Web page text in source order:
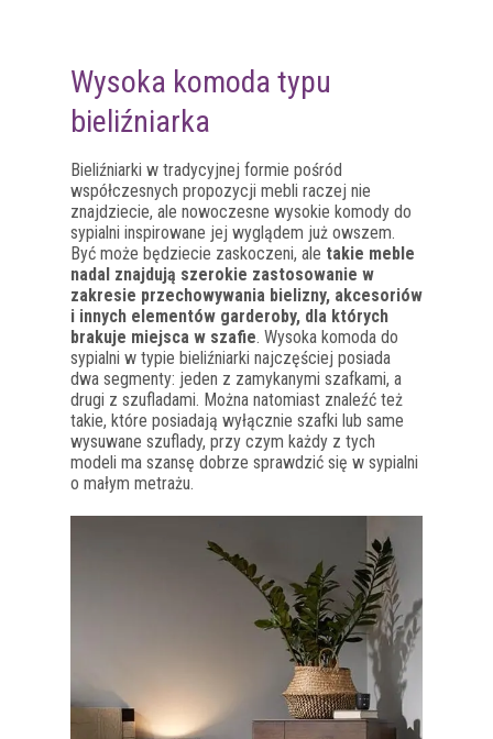
Wysoka komoda typu
bieliźniarka
Bieliźniarki w tradycyjnej formie pośród
współczesnych propozycji mebli raczej nie
znajdziecie, ale nowoczesne wysokie komody do
sypialni inspirowane jej wyglądem już owszem.
Być może będziecie zaskoczeni, ale takie meble
nadal znajdują szerokie zastosowanie w
zakresie przechowywania bielizny, akcesoriów
i innych elementów garderoby, dla których
brakuje miejsca w szafie. Wysoka komoda do
sypialni w typie bieliźniarki najczęściej posiada
dwa segmenty: jeden z zamykanymi szafkami, a
drugi z szufladami. Można natomiast znaleźć też
takie, które posiadają wyłącznie szafki lub same
wysuwane szuflady, przy czym każdy z tych
modeli ma szansę dobrze sprawdzić się w sypialni
o małym metrażu.